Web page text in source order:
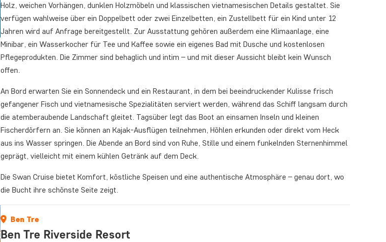
Holz, weichen Vorhängen, dunklen Holzmöbeln und klassischen vietnamesischen Details gestaltet. Sie
verfügen wahlweise über ein Doppelbett oder zwei Einzelbetten, ein Zustellbett für ein Kind unter 12
Jahren wird auf Anfrage bereitgestellt. Zur Ausstattung gehören außerdem eine Klimaanlage, eine
Minibar, ein Wasserkocher für Tee und Kaffee sowie ein eigenes Bad mit Dusche und kostenlosen
Pflegeprodukten. Die Zimmer sind behaglich und intim – und mit dieser Aussicht bleibt kein Wunsch
offen.
An Bord erwarten Sie ein Sonnendeck und ein Restaurant, in dem bei beeindruckender Kulisse frisch
gefangener Fisch und vietnamesische Spezialitäten serviert werden, während das Schiff langsam durch
die atemberaubende Landschaft gleitet. Tagsüber legt das Boot an einsamen Inseln und kleinen
Fischerdörfern an. Sie können an Kajak-Ausflügen teilnehmen, Höhlen erkunden oder direkt vom Heck
aus ins Wasser springen. Die Abende an Bord sind von Ruhe, Stille und einem funkelnden Sternenhimmel
geprägt, vielleicht mit einem kühlen Getränk auf dem Deck.
Die Swan Cruise bietet Komfort, köstliche Speisen und eine authentische Atmosphäre – genau dort, wo
die Bucht ihre schönste Seite zeigt.
Ben Tre
Ben Tre Riverside Resort